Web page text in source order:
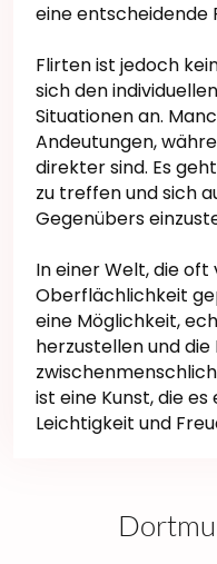
eine entscheidende
Flirten ist jedoch
sich den
Situationen an.
Andeutungen,
direkter sind. Es
zu treffen und sich
Gegenübers
In einer Welt, die oft
Oberflächlichkeit
eine Möglichkeit,
herzustellen und die
ist eine Kunst, die
Leichtigkeit und